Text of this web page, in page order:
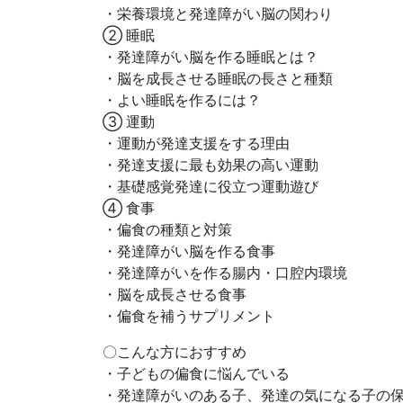
・栄養環境と発達障がい脳の関わり
② 睡眠
・発達障がい脳を作る睡眠とは？
・脳を成長させる睡眠の長さと種類
・よい睡眠を作るには？
➂ 運動
・運動が発達支援をする理由
・発達支援に最も効果の高い運動
・基礎感覚発達に役立つ運動遊び
④ 食事
・偏食の種類と対策
・発達障がい脳を作る食事
・発達障がいを作る腸内・口腔内環境
・脳を成長させる食事
・偏食を補うサプリメント
〇こんな方におすすめ
・子どもの偏食に悩んでいる
・発達障がいのある子、発達の気になる子の